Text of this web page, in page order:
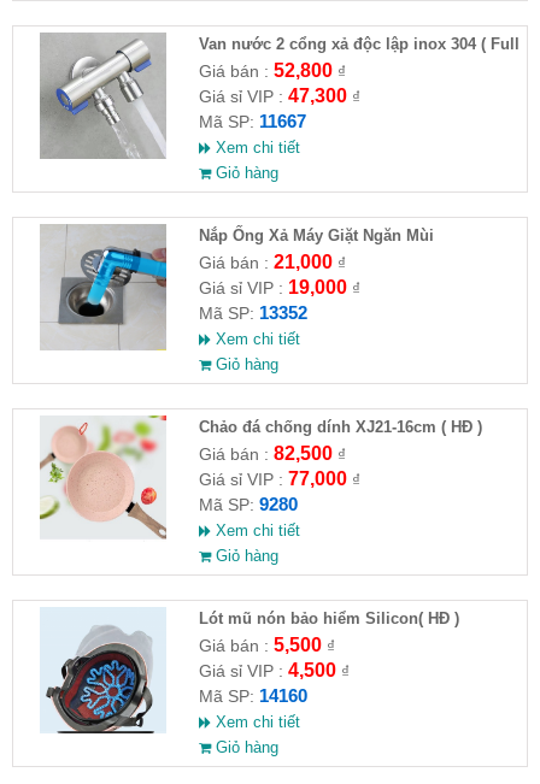
Van nước 2 cổng xả độc lập inox 304 ( Full
VAT )
Giá bán : 52,800₫
Giá sỉ VIP : 47,300₫
Mã SP: 11667
Xem chi tiết
Giỏ hàng
Nắp Ống Xả Máy Giặt Ngăn Mùi
Giá bán : 21,000₫
Giá sỉ VIP : 19,000₫
Mã SP: 13352
Xem chi tiết
Giỏ hàng
Chảo đá chống dính XJ21-16cm ( HĐ )
Giá bán : 82,500₫
Giá sỉ VIP : 77,000₫
Mã SP: 9280
Xem chi tiết
Giỏ hàng
Lót mũ nón bảo hiểm Silicon( HĐ )
Giá bán : 5,500₫
Giá sỉ VIP : 4,500₫
Mã SP: 14160
Xem chi tiết
Giỏ hàng